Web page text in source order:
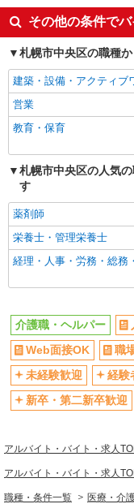
る）
派遣社員
株式会社トラストグロ
有
る）
キープ
派遣社員
株式会社トラストグロ
る）
キープ
株式会社トラストグロ
る
未経験歓迎
週2～3日勤務OK
交通費支給
その他の条件で
札幌市中央区の職種
建築・設備・アクティブ
営業
教育・保育
札幌市中央区の人気
す
薬剤師
栄養士・管理栄養士
経理・人事・労務・総務
介護職・ヘルパー
Web面接OK
職
未経験歓迎
経験
新卒・第二新卒歓迎
アルバイト・バイト・求人
アルバイト・バイト・求人
職種・条件一覧 医療・介